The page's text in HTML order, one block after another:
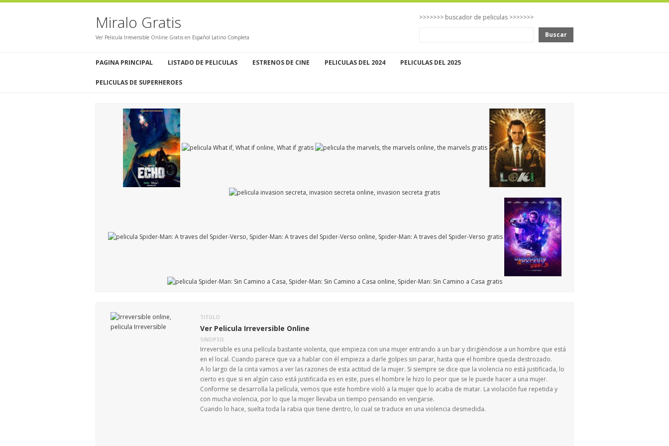
Miralo Gratis
Ver Pelicula Irreversible Online Gratis en Español Latino Completa
>>>>>>> buscador de peliculas >>>>>>>
Buscar
PAGINA PRINCIPAL LISTADO DE PELICULAS ESTRENOS DE CINE PELICULAS DEL 2024 PELICULAS DEL 2025
PELICULAS DE SUPERHEROES
TITULO
Ver Pelicula Irreversible Online
SINOPSIS
Irreversible es una película bastante violenta, que empieza con una mujer entrando a un bar y dirigiéndose a un hombre que está
en el local. Cuando parece que va a hablar con él empieza a darle golpes sin parar, hasta que el hombre queda destrozado.
A lo largo de la cinta vamos a ver las razones de esta actitud de la mujer. Si siempre se dice que la violencia no está justificada, lo
cierto es que si en algún caso está justificada es en este, pues el hombre le hizo lo peor que se le puede hacer a una mujer.
Conforme se desarrolla la película, vemos que este hombre violó a la mujer que lo acaba de matar. La violación fue repetida y
con mucha violencia, por lo que la mujer llevaba un tiempo pensando en vengarse.
Cuando lo hace, suelta toda la rabia que tiene dentro, lo cual se traduce en una violencia desmedida.